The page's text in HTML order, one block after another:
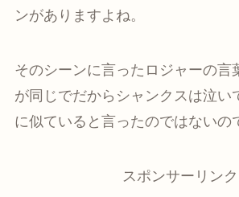
ンがありますよね。
そのシーンに言ったロジャーの言
が同じでだからシャンクスは泣
に似ていると言ったのではないの
スポンサーリンク